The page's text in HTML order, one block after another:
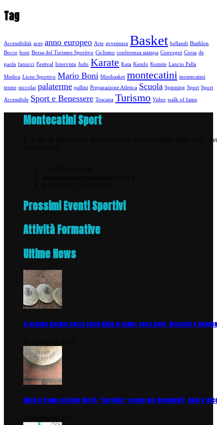
Tag
Accessibilità aces anno europeo Arte avventura Basket bellandi Biathlon
Bocce boni Borsa del Turismo Sportivo Ciclismo conferenza stampa Convegni Corsa de
paola fanucci Festival Intervista Judo Karate Kata Kendo Kumite Lancio Palla
Medica Liceo Sportivo Mario Boni Minibasket montecatini montecatini
terme niccolai palaterme pallini Preparazione Atletica Scuola Spinning Sport Sport
Accessibile Sport e Benessere Toscana Turismo Video walk of fame
Montecatini Sport
E' il sito di Montecatini Terme Comune Europeo dello Sport 2017.
Prossimi Eventi Sportivi
Attività Formative
Ultime News
Il grande basket entra sulla Walk of fame: ecco Boni, Niccolai e
Walk of Fame su viale Verdi: “borchie” anche per Benvenuti, Boni e